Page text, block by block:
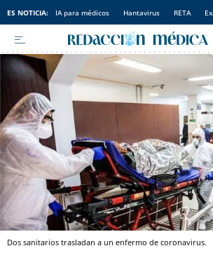
ES NOTICIA: IA para médicos Hantavirus RETA
Dos sanitarios trasladan a un enfermo de coronavirus.